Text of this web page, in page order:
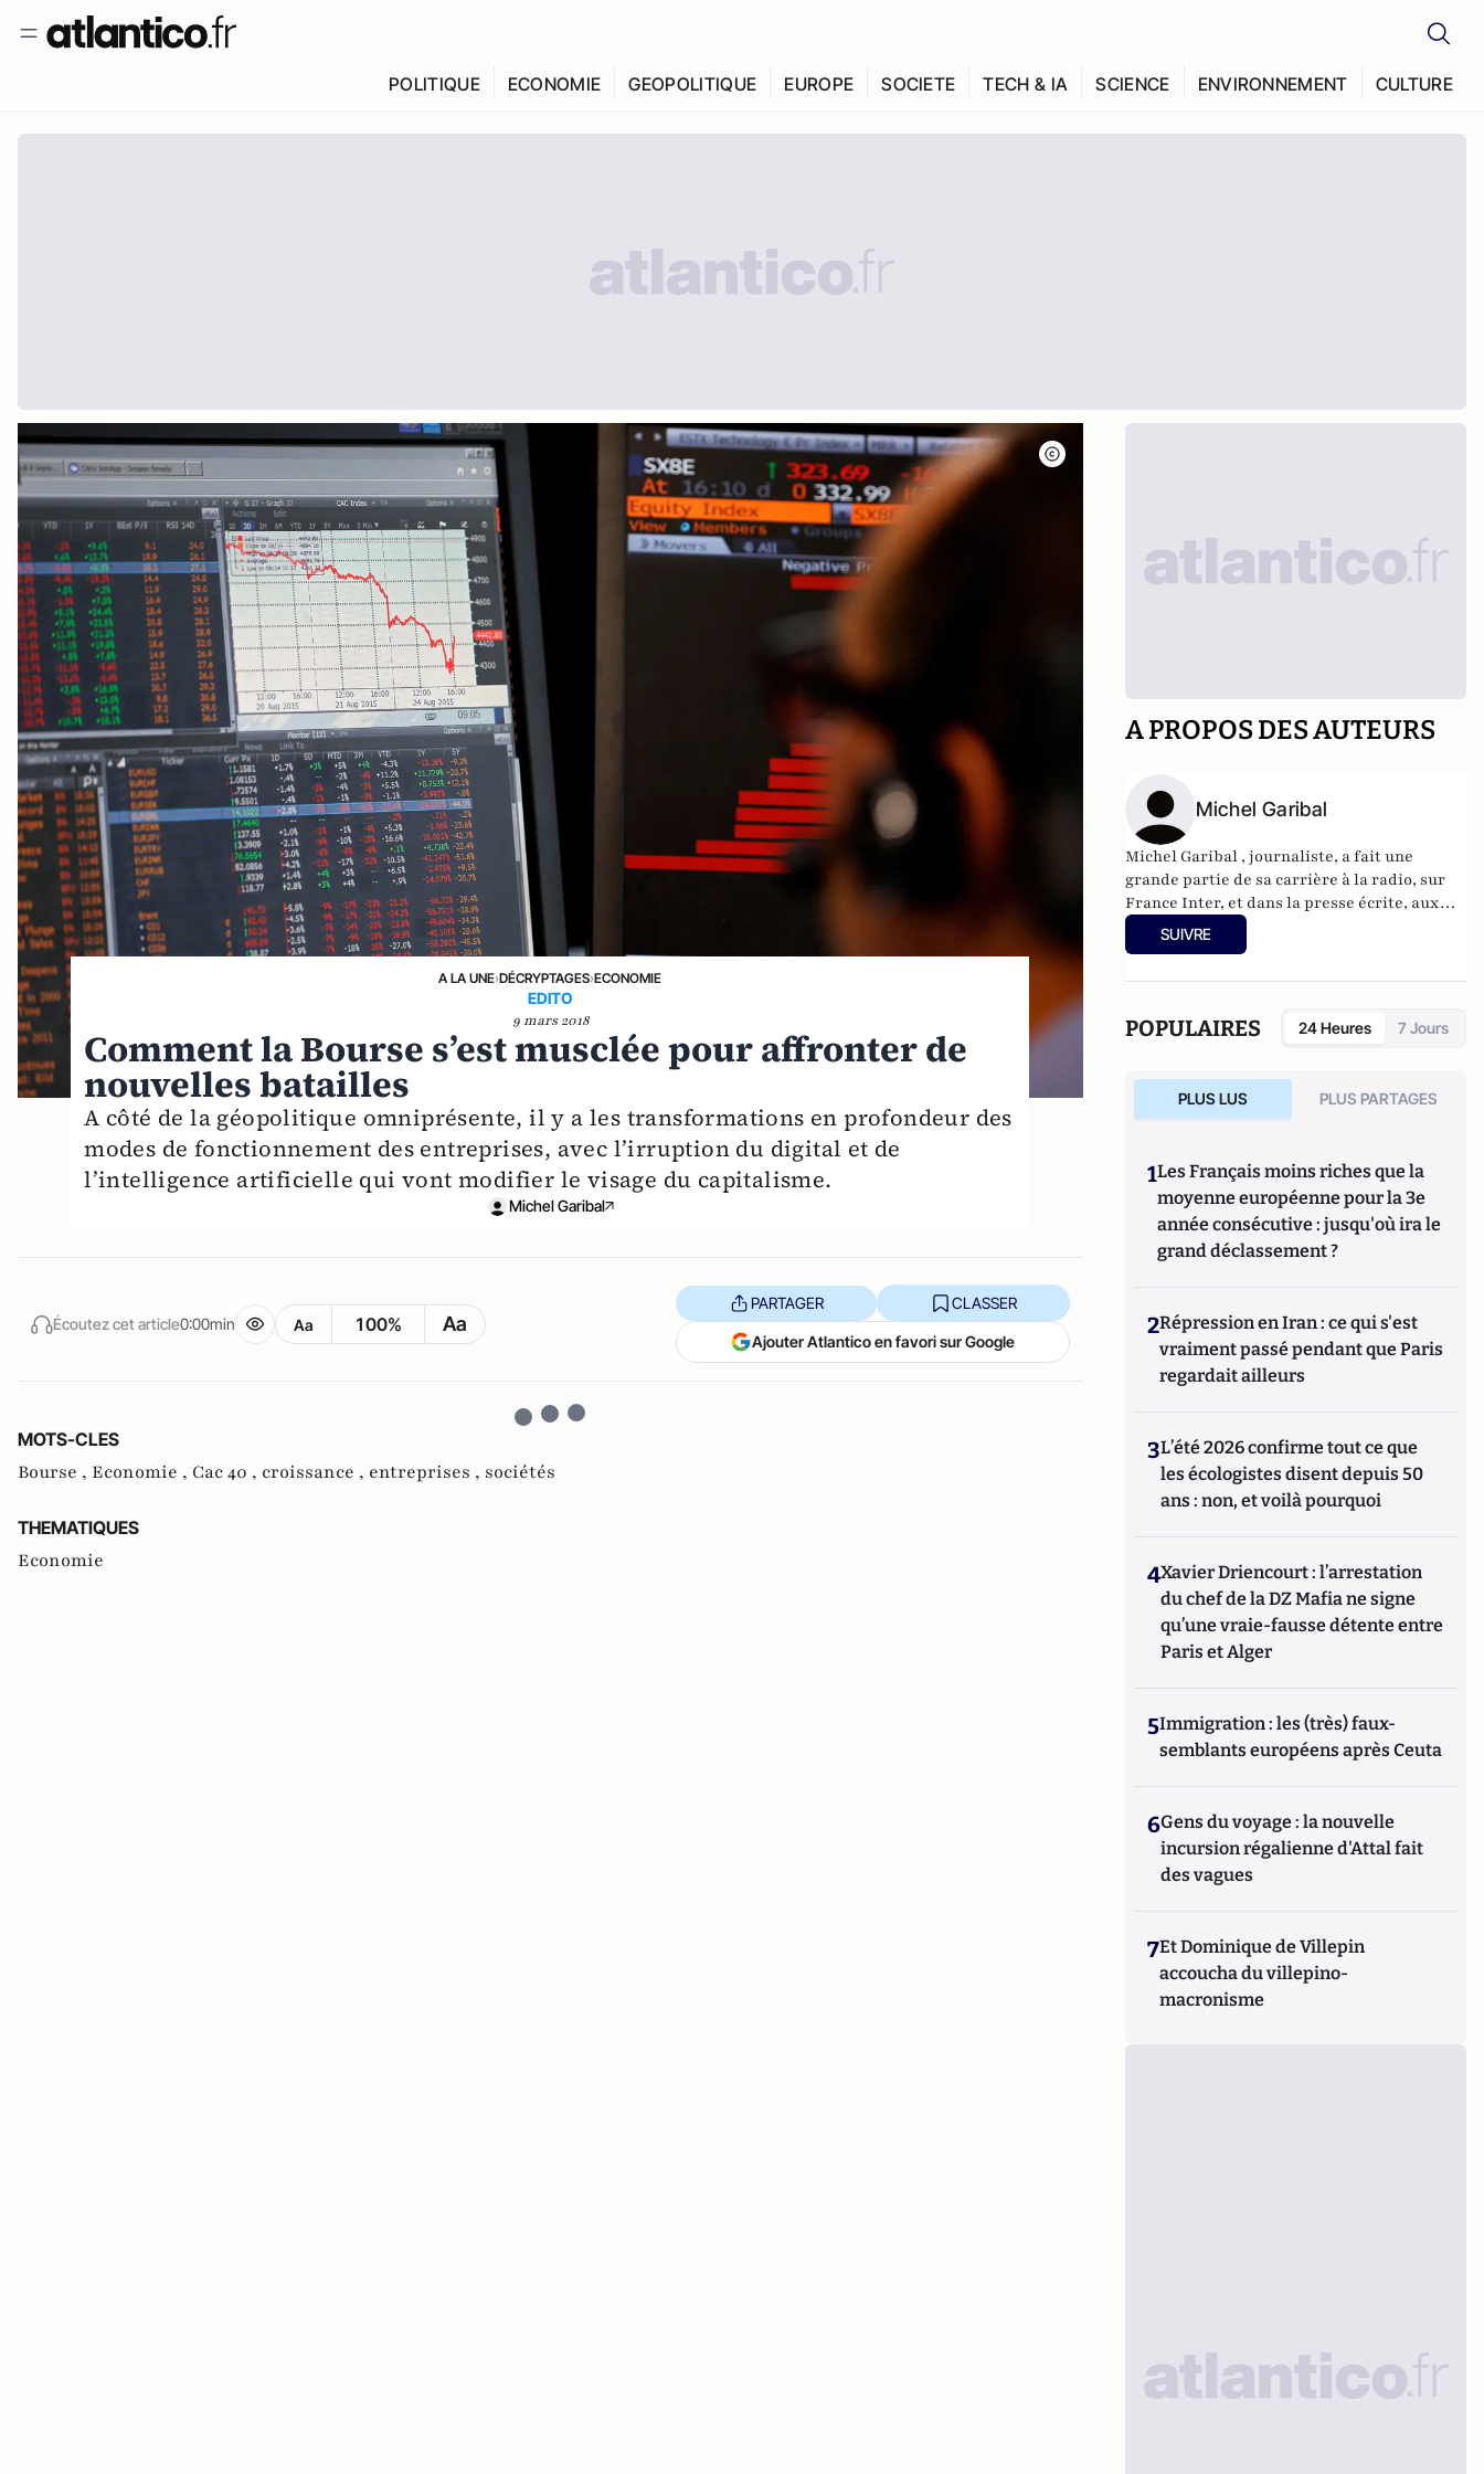
POLITIQUE ECONOMIE GEOPOLITIQUE EUROPE SOCIETE TECH & IA SCIENCE ENVIRONNEMENT CULTURE
A LA UNE›DÉCRYPTAGES›ECONOMIE
EDITO
9 mars 2018
Comment la Bourse s’est musclée pour affronter de
nouvelles batailles
A côté de la géopolitique omniprésente, il y a les transformations en profondeur des
modes de fonctionnement des entreprises, avec l’irruption du digital et de
l’intelligence artificielle qui vont modifier le visage du capitalisme.
Michel Garibal
Écoutez cet article0:00min Aa 100% Aa
PARTAGER CLASSER
Ajouter Atlantico en favori sur Google
MOTS-CLES
Bourse , Economie , Cac 40 , croissance , entreprises , sociétés
THEMATIQUES
Economie
A PROPOS DES AUTEURS
Michel Garibal
Michel Garibal , journaliste, a fait une
grande partie de sa carrière à la radio, sur
France Inter, et dans la presse écrite, aux
Échos et au Figaro Magazine.
SUIVRE
POPULAIRES 24 Heures 7 Jours
PLUS LUS PLUS PARTAGES
1Les Français moins riches que la
moyenne européenne pour la 3e
année consécutive : jusqu'où ira le
grand déclassement ?
2Répression en Iran : ce qui s'est
vraiment passé pendant que Paris
regardait ailleurs
3L’été 2026 confirme tout ce que
les écologistes disent depuis 50
ans : non, et voilà pourquoi
4Xavier Driencourt : l’arrestation
du chef de la DZ Mafia ne signe
qu’une vraie-fausse détente entre
Paris et Alger
5Immigration : les (très) faux-
semblants européens après Ceuta
6Gens du voyage : la nouvelle
incursion régalienne d'Attal fait
des vagues
7Et Dominique de Villepin
accoucha du villepino-
macronisme